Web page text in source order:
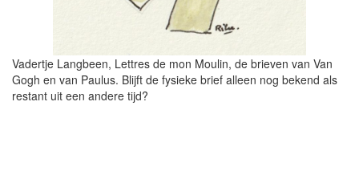
Vadertje Langbeen, Lettres de mon Moulin, de brieven van Van
Gogh en van Paulus. Blijft de fysieke brief alleen nog bekend als
restant uit een andere tijd?